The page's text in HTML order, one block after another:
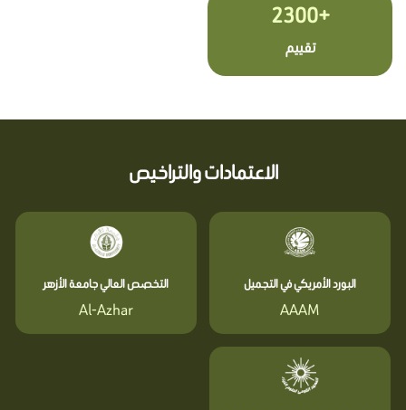
+2300
تقييم
الاعتمادات والتراخيص
البورد الأمريكي في التجميل
AAAM
التخصص العالي جامعة الأزهر
Al-Azhar